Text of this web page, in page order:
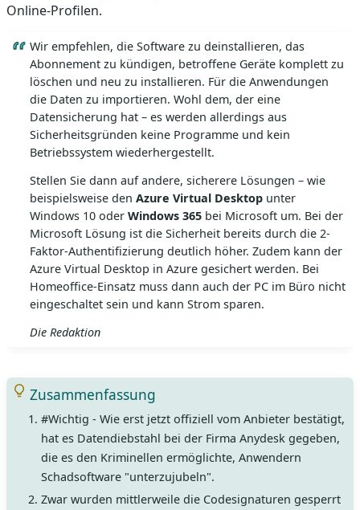
Online-Profilen.
Wir empfehlen, die Software zu deinstallieren, das
Abonnement zu kündigen, betroffene Geräte komplett zu
löschen und neu zu installieren. Für die Anwendungen
die Daten zu importieren. Wohl dem, der eine
Datensicherung hat – es werden allerdings aus
Sicherheitsgründen keine Programme und kein
Betriebssystem wiederhergestellt.
Stellen Sie dann auf andere, sicherere Lösungen – wie
beispielsweise den Azure Virtual Desktopunter
Windows 10 oder Windows 365 bei Microsoft um. Bei der
Microsoft Lösung ist die Sicherheit bereits durch die 2-
Faktor-Authentifizierung deutlich höher. Zudem kann der
Azure Virtual Desktop in Azure gesichert werden. Bei
Homeoffice-Einsatz muss dann auch der PC im Büro nicht
eingeschaltet sein und kann Strom sparen.
Die Redaktion
Zusammenfassung
#Wichtig - Wie erst jetzt offiziell vom Anbieter bestätigt,
hat es Datendiebstahl bei der Firma Anydesk gegeben,
die es den Kriminellen ermöglichte, Anwendern
Schadsoftware "unterzujubeln".
Zwar wurden mittlerweile die Codesignaturen gesperrt